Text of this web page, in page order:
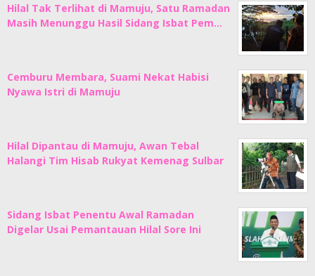
Hilal Tak Terlihat di Mamuju, Satu Ramadan
Masih Menunggu Hasil Sidang Isbat Pem…
Cemburu Membara, Suami Nekat Habisi
Nyawa Istri di Mamuju
Hilal Dipantau di Mamuju, Awan Tebal
Halangi Tim Hisab Rukyat Kemenag Sulbar
Sidang Isbat Penentu Awal Ramadan
Digelar Usai Pemantauan Hilal Sore Ini